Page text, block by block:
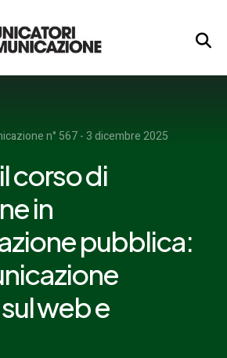
n° 567 - 3 dicembre 2025
corso di
in
pubblica:
web e